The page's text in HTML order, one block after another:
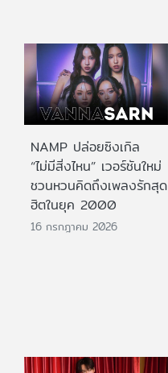
NAMP ปล่อยซิงเกิล
“ไม่มีสิ่งไหน” เวอร์ชันใหม่
ชวนหวนคิดถึงเพลงรักสุด
ฮิตในยุค 2000
16 กรกฎาคม 2026